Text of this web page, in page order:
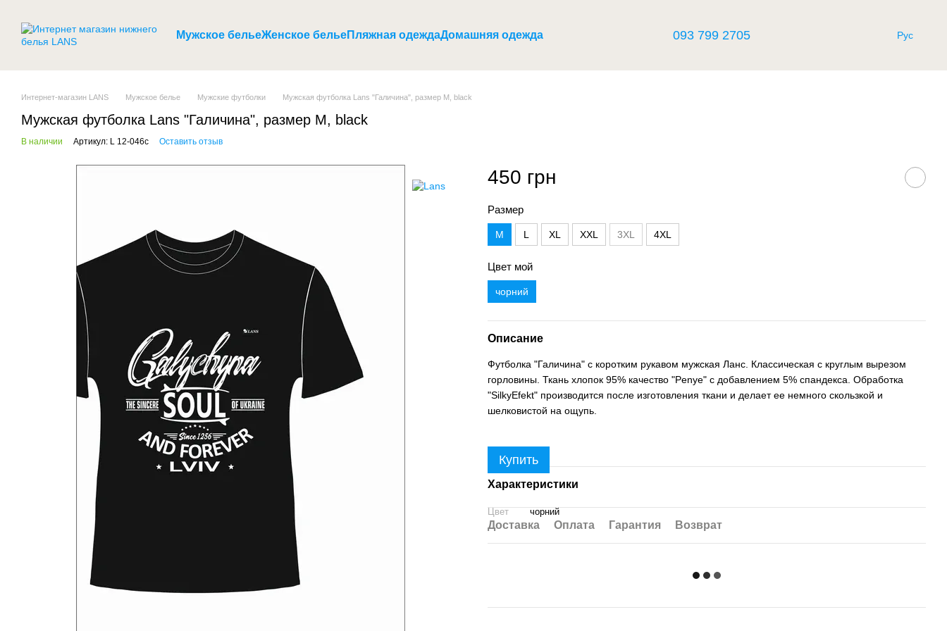
Мужское бельеЖенское бельеПляжная одеждаДомашняя одежда 093 799 2705 Рус
Интернет-магазин LANS Мужское белье Мужские футболки Мужская футболка Lans "Галичина", размер M, black
Мужская футболка Lans "Галичина", размер M, black
В наличии Артикул: L 12-046c Оставить отзыв
450 грн
Размер
M L XL XXL 3XL 4XL
Цвет мой
чорний
Описание
Футболка "Галичина" с коротким рукавом мужская Ланс. Классическая с круглым вырезом
горловины. Ткань хлопок 95% качество "Penye" ​​с добавлением 5% спандекса. Обработка
"SilkyEfekt" производится после изготовления ткани и делает ее немного скользкой и
шелковистой на ощупь.
Купить
Характеристики
Цвет чорний
Доставка Оплата Гарантия Возврат